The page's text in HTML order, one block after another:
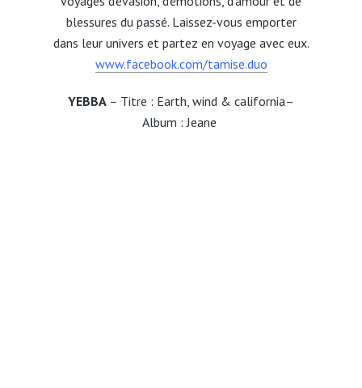
blessures du passé. Laissez-vous emporter
dans leur univers et partez en voyage avec eux.
www.facebook.com/tamise.duo
YEBBA – Titre : Earth, wind & california–
Album : Jeane